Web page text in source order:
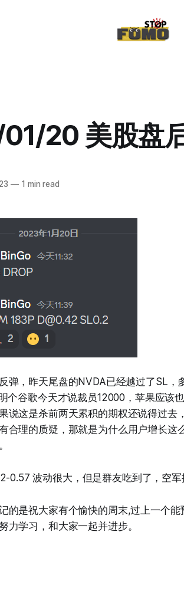
20 美股盘
—1 min read
弹，昨天尾盘的NVDA已经越过了SL，
个谷歌今天才说裁员12000，苹果应该
说这是杀前两天累积的期权还说得过去
合理的质疑，那就是为什么用户增长这
0.57 波动很大，但是群友吃到了，空
的是祝大家有个愉快的周末,过上一个
力学习，和大家一起并进步。